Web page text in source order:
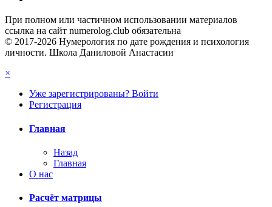
При полном или частичном использовании материалов
ссылка на сайт numerolog.club обязательна
© 2017-2026 Нумерология по дате рождения и психология
личности. Школа Даниловой Анастасии
×
Уже зарегистрированы? Войти
Регистрация
Главная
Назад
Главная
О нас
Расчёт матрицы